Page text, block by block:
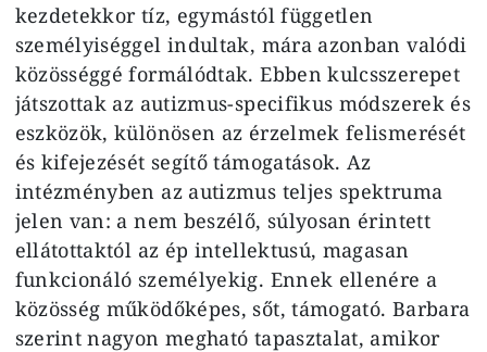
kezdetekkor tíz, egymástól független
személyiséggel indultak, mára azonban valódi
közösséggé formálódtak. Ebben kulcsszerepet
játszottak az autizmus-specifikus módszerek és
eszközök, különösen az érzelmek felismerését
és kifejezését segítő támogatások. Az
intézményben az autizmus teljes spektruma
jelen van: a nem beszélő, súlyosan érintett
ellátottaktól az ép intellektusú, magasan
funkcionáló személyekig. Ennek ellenére a
közösség működőképes, sőt, támogató. Barbara
szerint nagyon megható tapasztalat, amikor